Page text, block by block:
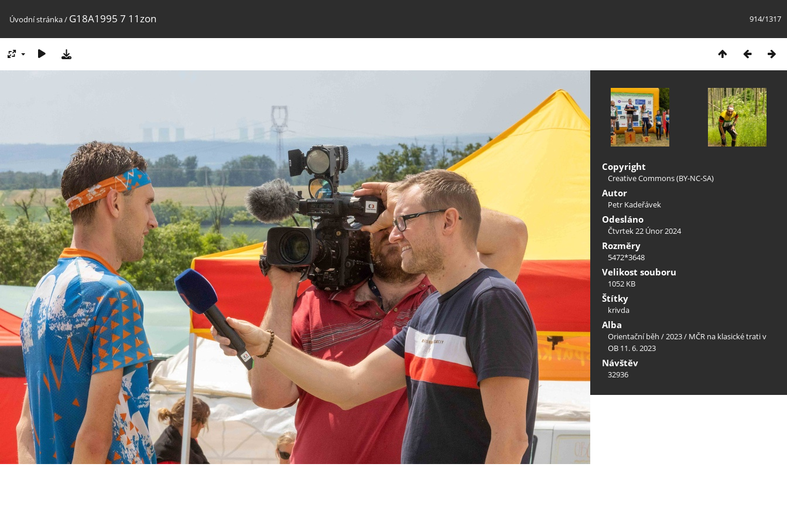
914/1317
Úvodní stránka/ G18A1995 7 11zon
Copyright
Creative Commons (BY-NC-SA)
Autor
Petr Kadeřávek
Odesláno
Čtvrtek 22 Únor 2024
Rozměry
5472*3648
Velikost souboru
1052 KB
Štítky
krivda
Alba
Orientační běh /2023/ MČR na klasické trati v
OB 11. 6. 2023
Návštěv
32936